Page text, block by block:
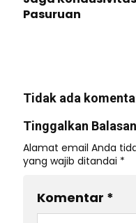
Pasuruan
Tidak ada
Tinggalkan Balasan
Alamat email Anda
yang wajib ditandai *
Komentar *